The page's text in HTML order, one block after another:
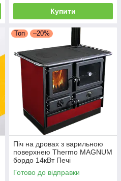
Купити
Топ –20%
Піч на дровах з варильною
поверхнею Thermo MAGNUM
бордо 14кВт Печі
опалювальні Буржуйки MBS з
водяним контуром
Готово до відправки